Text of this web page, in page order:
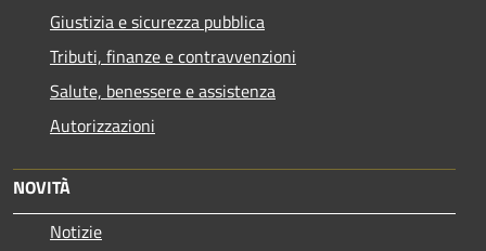
Giustizia e sicurezza pubblica
Tributi, finanze e contravvenzioni
Salute, benessere e assistenza
Autorizzazioni
NOVITÀ
Notizie